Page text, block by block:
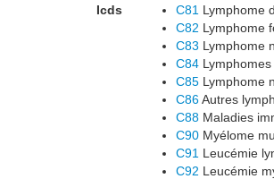
Icds C81 Lymphome
C82 Lymphome
C83 Lymphome
C84
C85 Lymphome
C86Autres
C88 Maladies
C90 Myélome
C91 Leucémie
C92 Leucémie